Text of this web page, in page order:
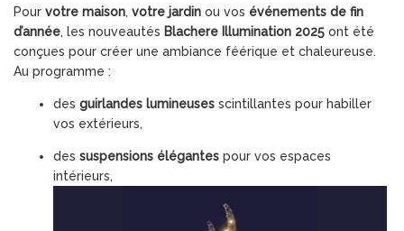
Pour votre maison, votre jardin ou vos événements de fin
d’année, les nouveautés Blachere Illumination 2025 ont été
conçues pour créer une ambiance féérique et chaleureuse.
Au programme :
desguirlandes lumineuses scintillantes pour habiller
vos extérieurs,
dessuspensions élégantes pour vos espaces
intérieurs,